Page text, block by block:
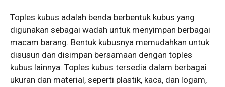
Toples kubus adalah benda berbentuk kubus yang
digunakan sebagai wadah untuk menyimpan berbagai
macam barang. Bentuk kubusnya memudahkan untuk
disusun dan disimpan bersamaan dengan toples
kubus lainnya. Toples kubus tersedia dalam berbagai
ukuran dan material, seperti plastik, kaca, dan logam,